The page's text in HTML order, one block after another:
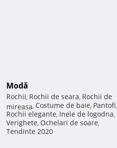
Modă
Rochii, Rochii de seara, Rochii de
mireasa, Costume de baie, Pantofi,
Rochii elegante, Inele de logodna,
Verighete, Ochelari de soare,
Tendinte 2020